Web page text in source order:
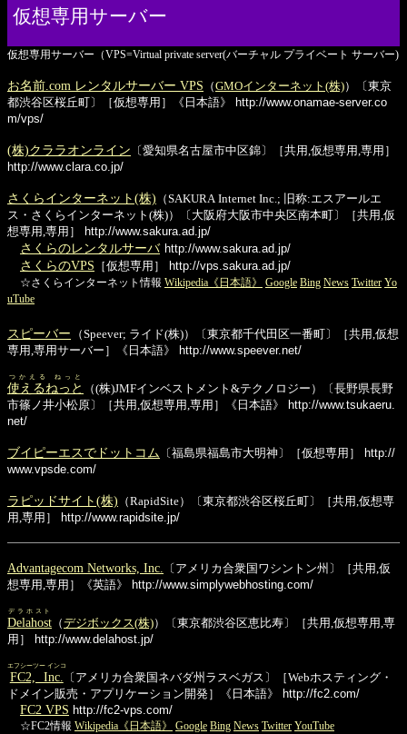
仮想専用サーバー
仮想専用サーバー（VPS=Virtual private server(バーチャル プライベート サーバー)
お名前.com レンタルサーバー VPS （GMOインターネット(株)）〔東京
都渋谷区桜丘町〕［仮想専用］《日本語》
http://www.onamae-server.co
m/vps/
(株)クララオンライン 〔愛知県名古屋市中区錦〕［共用,仮想専用,専用］
http://www.clara.co.jp/
さくらインターネット(株) （SAKURA Internet Inc.; 旧称:エスアールエ
ス・さくらインターネット(株)）〔大阪府大阪市中央区南本町〕［共用,仮
想専用,専用］
http://www.sakura.ad.jp/
さくらのレンタルサーバ http://www.sakura.ad.jp/
さくらのVPS ［仮想専用］
http://vps.sakura.ad.jp/
☆さくらインターネット情報 Wikipedia《日本語》 Google Bing News Twitter Yo
uTube
スピーバー
（Speever; ライド(株)）〔東京都千代田区一番町〕［共用,仮想
専用,専用サーバー］《日本語》
http://www.speever.net/
使えるねっと
つかえる ねっと
（(株)JMFインベストメント&テクノロジー）〔長野県長野
市篠ノ井小松原〕［共用,仮想専用,専用］《日本語》
http://www.tsukaeru.
net/
ブイピーエスでドットコム 〔福島県福島市大明神〕［仮想専用］
http://
www.vpsde.com/
ラピッドサイト(株) （RapidSite）〔東京都渋谷区桜丘町〕［共用,仮想専
用,専用］
http://www.rapidsite.jp/
Advantagecom Networks, Inc.
〔アメリカ合衆国ワシントン州〕［共用,仮
想専用,専用］《英語》
http://www.simplywebhosting.com/
Delahost
デラホスト
（デジボックス(株)）〔東京都渋谷区恵比寿〕［共用,仮想専用,専
用］
http://www.delahost.jp/
FC2, Inc.
エフシーツー インコ
〔アメリカ合衆国ネバダ州ラスベガス〕［Webホスティング・
ドメイン販売・アプリケーション開発］《日本語》
http://fc2.com/
FC2 VPS http://fc2-vps.com/
☆FC2情報 Wikipedia《日本語》 Google Bing News Twitter YouTube